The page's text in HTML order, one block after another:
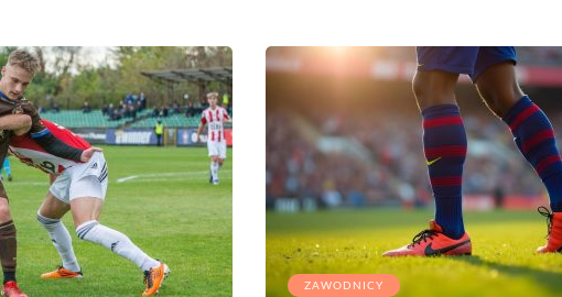
ZAWODNICY